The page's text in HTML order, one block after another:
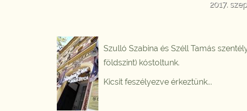
2017.
Szulló Szabina és Széll Tamás
földszint) kóstoltunk.
Kicsit feszélyezve érkeztünk...